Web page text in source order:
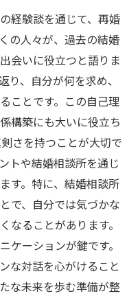
経験談を通じて、再婚
の人々が、過去の結婚
会いに役立つと語りま
り、自分が何を求め、
ことです。この自己理
構築にも大いに役立ち
さを持つことが大切で
トや結婚相談所を通じ
す。特に、結婚相談所
で、自分では気づかな
なることがあります。
ケーションが鍵です。
な対話を心がけること
な未来を歩む準備が整